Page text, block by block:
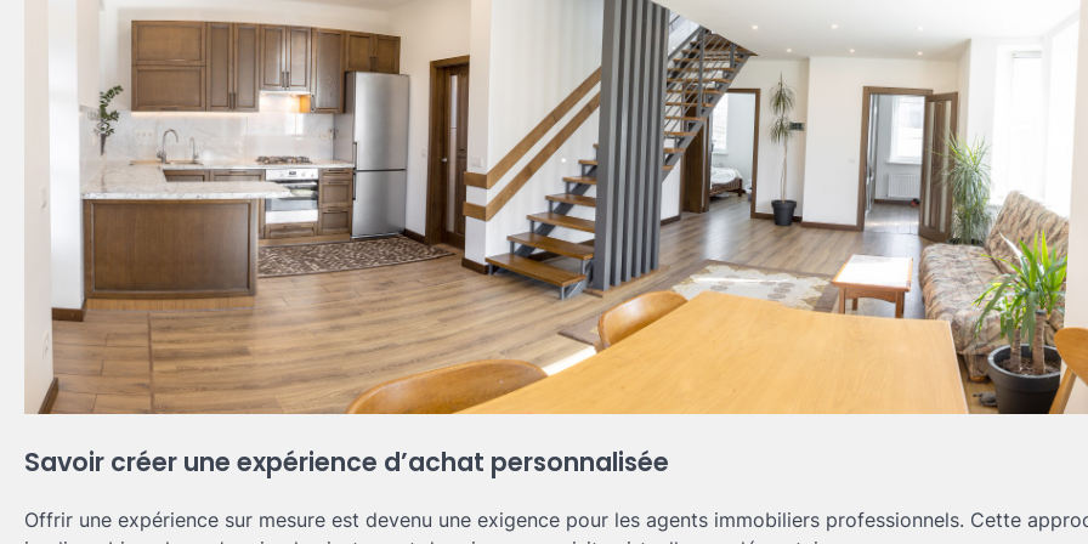
Savoir créer une expérience d’achat personnalisée
Offrir une expérience sur mesure est devenu une exigence pour les agents immobiliers professionnels. Cette